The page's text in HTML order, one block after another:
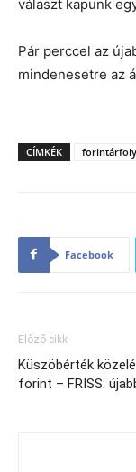
választ kapunk
Pár perccel az
mindenesetre az
CÍMKÉK
Facebook
Előző cikk
Küszöbérték
forint – FRISS: